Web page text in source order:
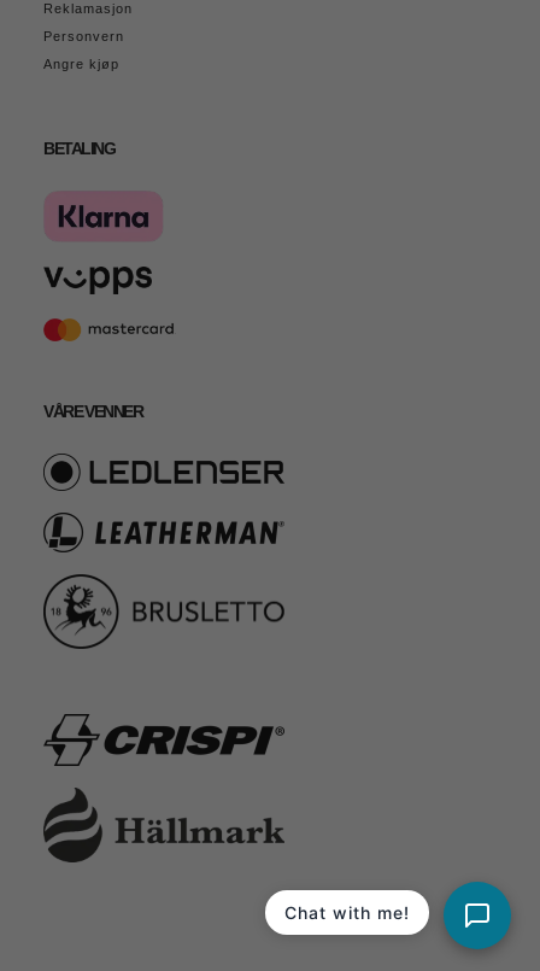
Reklamasjon
Personvern
Angre kjøp
BETALING
VÅRE VENNER
Chat with me!